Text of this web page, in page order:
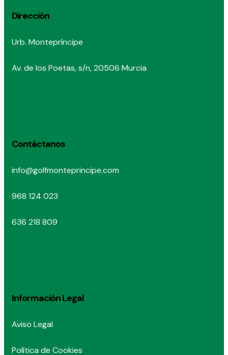
Dirección
Urb. Montepríncipe
Av. de los Poetas, s/n, 20506 Murcia
Contáctanos
info@golfmonteprincipe.com
968 124 023
636 218 809
Información Legal
Aviso Legal
Política de Cookies